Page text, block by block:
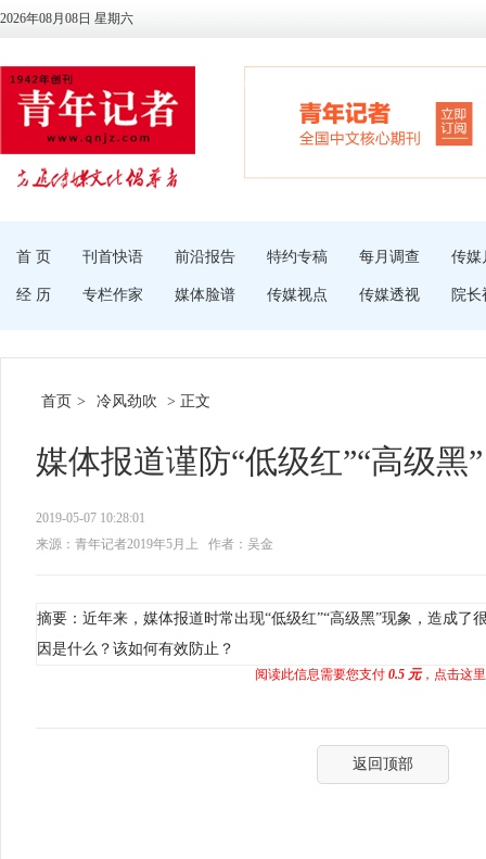
2026年08月08日 星期六
首 页 刊首快语 前沿报告 特约专稿 每月调查 传媒
经 历 专栏作家 媒体脸谱 传媒视点 传媒透视 院长
首页 > 冷风劲吹 > 正文
媒体报道谨防“低级红”“高级黑”
2019-05-07 10:28:01
来源：青年记者2019年5月上
作者：吴金
摘要：近年来，媒体报道时常出现“低级红”“高级黑”现象，造成了
因是什么？该如何有效防止？
阅读此信息需要您支付 0.5 元，点击这
返回顶部